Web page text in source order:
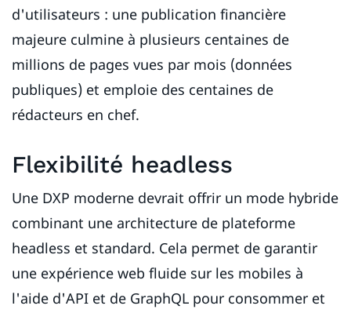
d'utilisateurs : une publication financière
majeure culmine à plusieurs centaines de
millions de pages vues par mois (données
publiques) et emploie des centaines de
rédacteurs en chef.
Flexibilité headless
Une DXP moderne devrait offrir un mode hybride
combinant une architecture de plateforme
headless et standard. Cela permet de garantir
une expérience web fluide sur les mobiles à
l'aide d'API et de GraphQL pour consommer et